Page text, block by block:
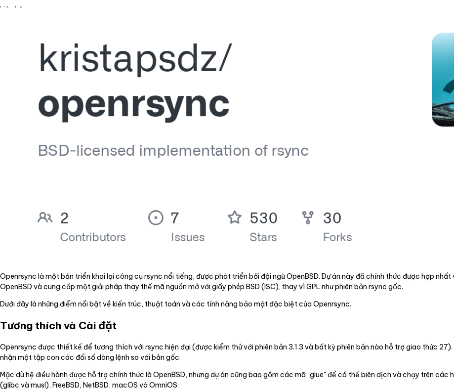
Liên hệ
Openrsync là một bản triển khai lại công cụ rsync nổi tiếng, được phát triển bởi đội ngũ OpenBSD. Dự án này đã chính thức được hợp
OpenBSD và cung cấp một giải pháp thay thế mã nguồn mở với giấy phép BSD (ISC), thay vì GPL như phiên bản rsync gốc.
Dưới đây là những điểm nổi bật về kiến trúc, thuật toán và các tính năng bảo mật đặc biệt của Openrsync.
Tương thích và Cài đặt
Openrsync được thiết kế để tương thích với rsync hiện đại (được kiểm thử với phiên bản 3.1.3 và bất kỳ phiên bản nào hỗ trợ giao thức
nhận một tập con các đối số dòng lệnh so với bản gốc.
Mặc dù hệ điều hành được hỗ trợ chính thức là OpenBSD, nhưng dự án cũng bao gồm các mã "glue" để có thể biên dịch và chạy trên các
(glibc và musl), FreeBSD, NetBSD, macOS và OmniOS.